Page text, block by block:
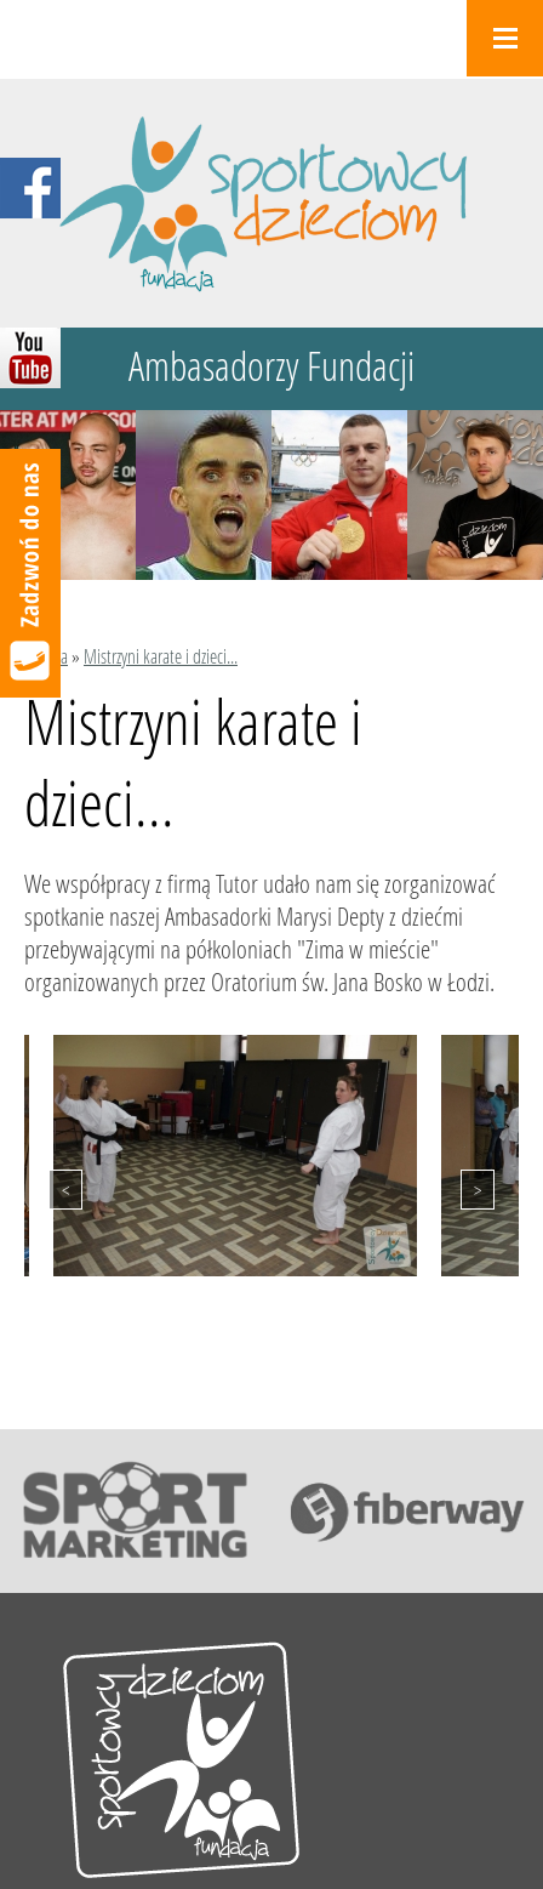
Ambasadorzy Fundacji
Galeria» Mistrzyni karate i dzieci...
Mistrzyni karate i
dzieci...
We współpracy z firmą Tutor udało nam się zorganizować
spotkanie naszej Ambasadorki Marysi Depty z dziećmi
przebywającymi na półkoloniach "Zima w mieście"
organizowanych przez Oratorium św. Jana Bosko w Łodzi.